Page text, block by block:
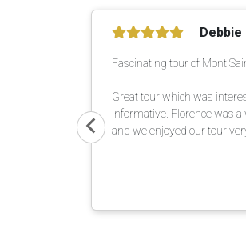
Debbie
Fascinating tour of Mont
Great tour which was
informative. Florence was
and we enjoyed our tour